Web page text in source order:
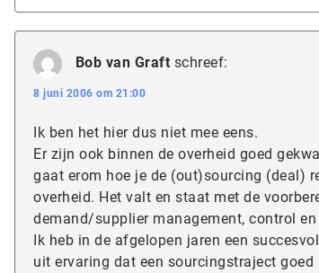
Bob van Graft schreef:
8 juni 2006 om 21:00
Ik ben het hier dus niet mee eens.
Er zijn ook binnen de overheid goed
gaat erom hoe je de (out)sourcing (deal)
overheid. Het valt en staat met de
demand/supplier management, control
Ik heb in de afgelopen jaren een
uit ervaring dat een sourcingstraject